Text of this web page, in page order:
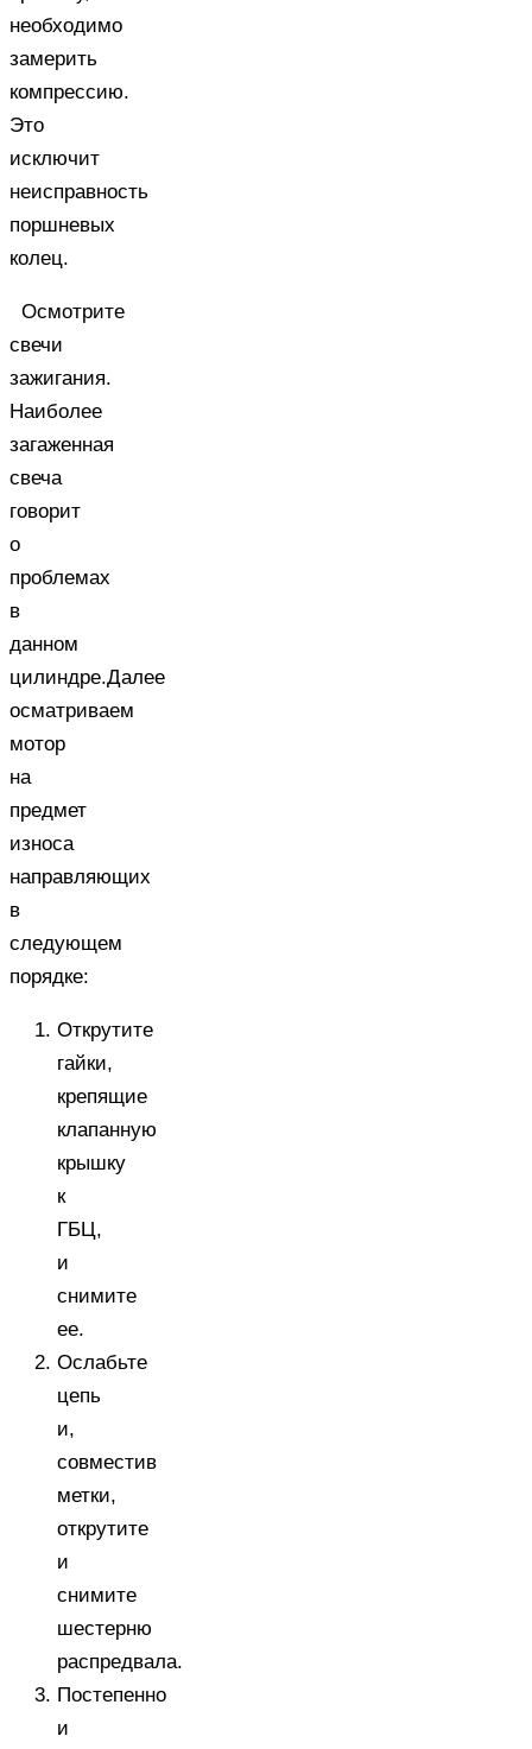
необходимо
замерить
компрессию.
Это
исключит
неисправность
поршневых
колец.
Осмотрите
свечи
зажигания.
Наиболее
загаженная
свеча
говорит
о
проблемах
в
данном
цилиндре.Далее
осматриваем
мотор
на
предмет
износа
направляющих
в
следующем
порядке:
Открутите
гайки,
крепящие
клапанную
крышку
к
ГБЦ,
и
снимите
ее.
Ослабьте
цепь
и,
совместив
метки,
открутите
и
снимите
шестерню
распредвала.
Постепенно
и